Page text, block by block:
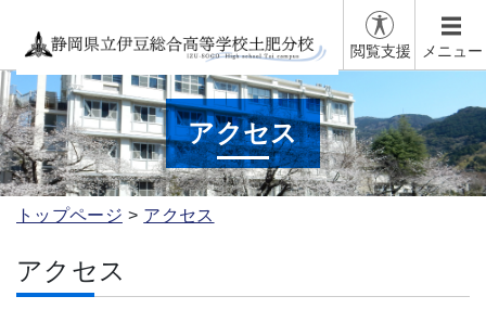
閲覧支援 メニュー
アクセス
トップページ アクセス
アクセス